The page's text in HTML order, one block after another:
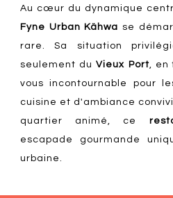
Au cœur du dynamique
Fyne Urban Kähwa se
rare. Sa situation
seulement duVieux Port, en
vous incontournable pour
cuisine et d'ambiance
quartier animé, ce
escapade gourmande
urbaine.